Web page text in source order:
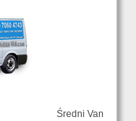
Średni Van